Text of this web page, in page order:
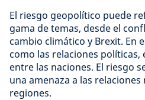
El riesgo geopolítico puede
gama de temas, desde el
cambio climático y Brexit. En
como las relaciones políticas,
entre las naciones. El riesgo
una amenaza a las
regiones.